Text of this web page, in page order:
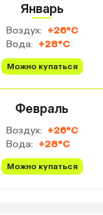
Январь
Воздух: +26°C
Вода: +28°C
Можно купаться
Февраль
Воздух: +26°C
Вода: +28°C
Можно купаться